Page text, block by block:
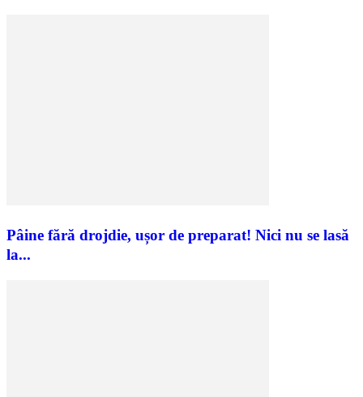
Pâine fără drojdie, ușor de preparat! Nici nu se lasă
la...